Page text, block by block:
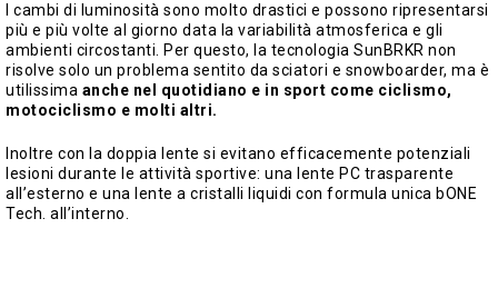
I cambi di luminosità sono molto drastici e possono ripresentarsi
più e più volte al giorno data la variabilità atmosferica e gli
ambienti circostanti. Per questo, la tecnologia SunBRKR non
risolve solo un problema sentito da sciatori e snowboarder, ma è
utilissima anche nel quotidiano e in sport come ciclismo,
motociclismo e molti altri.
Inoltre con la doppia lente si evitano efficacemente potenziali
lesioni durante le attività sportive: una lente PC trasparente
all’esterno e una lente a cristalli liquidi con formula unica bONE
Tech. all’interno.